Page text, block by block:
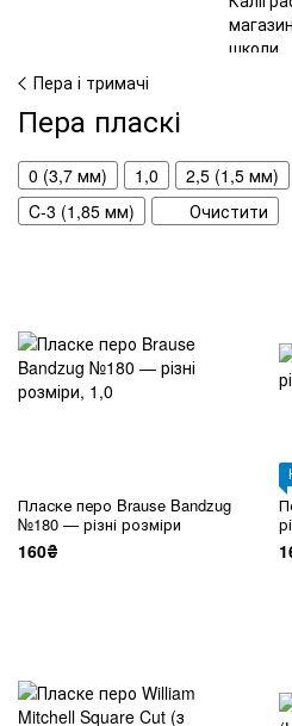
Пера і тримачі
Пера пласкі
0 (3,7 мм) 1,0 2,5 (1,5 мм)
C-3 (1,85 мм)
Очистити
Пласке перо Brause Bandzug
№180 — різні розміри
160₴